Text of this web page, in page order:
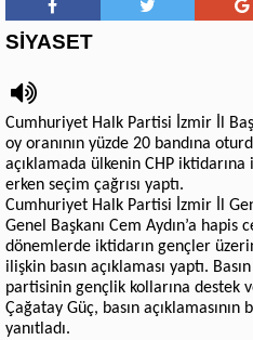
SİYASET
Cumhuriyet Halk Partisi İzmir İl
oy oranının yüzde 20 bandına
açıklamada ülkenin CHP
erken seçim çağrısı yaptı.
Cumhuriyet Halk Partisi İzmir İl
Genel Başkanı Cem Aydın’a hapis
dönemlerde iktidarın gençler
ilişkin basın açıklaması yaptı.
partisinin gençlik kollarına destek
Çağatay Güç, basın
yanıtladı.